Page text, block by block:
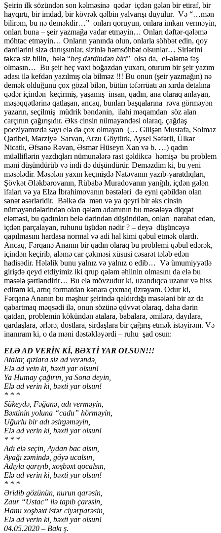
Şeirin ilk sözündən son kəlməsinə qədər içdən gələn bir etiraf, bir
hayqırtı, bir imdad, bir kövrək qəlbin yalvarışı duyulur. Və “…mən
bilirəm, bu nə deməkdir…” onları qoruyun, onlara imkan verməyin,
onları buna – şeir yazmağa vadar etməyin… Onları dəftər-qələmə
möhtac etməyin… Onların yanında olun, onlarla söhbət edin, qoy
dərdlərini sizə danışsınlar, sizinlə həmsöhbət olsunlar… Sirlərini
təkcə siz bilin, hələ “beş dərdindən biri” olsa da, el-aləmə faş
olmasın… Bu şeir heç vaxt boğazdan yuxarı, oturum bir şeir yazım
ədası ilə kefdən yazılmış ola bilməz !!! Bu onun (şeir yazmağın) nə
demək olduğunu çox gözəl bilən, bütün təfərrüatı ən xırda detalına
qədər içindən keçirmiş, yaşamış insan, qadın, ana olaraq anlayan,
məşəqqətlərinə qatlaşan, ancaq, bunları başqalarına rəva görməyən
yazarın, seçilmiş müdrik bəndənin, ilahi məqamdan söz alan
carçının çağırışıdır. Əks cinsin nümayəndəsi olaraq, çağdaş
poeziyamızda sayı elə də çox olmayan (… Gülşən Mustafa, Solmaz
Qəribel, Mərziyə Sarvan, Arzu Göytürk, Aysel Səfərli, Ülkər
Nicatlı, Əfsanə Rəvan, Əsmər Hüseyn Xan və b. …) qadın
müəlliflərin yazdıqları nümunələrə rast gəldikcə həmişə bu problem
məni düşündürüb və indi də düşündürür. Deməzdim ki, bu yeni
məsələdir. Məsələn yaxın keçmişdə Natəvanın yazıb-yaratdıqları,
Şövkət Ələkbərovanın, Rübabə Muradovanın yanğılı, içdən gələn
ifaları və ya Elza İbrahimovanın bəstələri də eyni qəbildən olan
sənət əsərləridir. Bəlkə də mən və ya qeyri bir əks cinsin
nümayəndələrindən olan qələm adamının bu məsələyə diqqət
eləməsi, bu qadınları belə dərindən düşündüən, onları narahat edən,
içdən parçalayan, ruhunu üşüdən nədir ? – deyə düşüncəyə
qapılmasını hardasa normal və adi hal kimi qəbul etmək olardı.
Ancaq, Fərqanə Ananın bir qadın olaraq bu problemi qəbul edərək,
içindən keçirib, aləmə car çəkməsi xüsusi cəsarət tələb edən
hadisədir. Hələlik bunu yalnız və yalnız o edib… Və ümumiyyətlə
girişdə qeyd etdiyimiz iki qrup qələm əhlinin olmasını da elə bu
məsələ şərtləndirir… Bu elə mövzudur ki, uzandıqca uzanır və hiss
edirəm ki, artıq formatdan kənara çıxmaq üzrəyəm. Odur ki,
Fərqanə Ananın bu məşhur şeirində qaldırdığı məsələni bir az da
qabartmaq məqsədi ilə, onun sözünə qüvvət olaraq, daha dərin
qatdan, problemin kökündən atalara, babalara, əmilərə, dayılara,
qardaşlara, ərlərə, dostlara, sirdaşlara bir çağırış etmək istəyirəm. Və
inanıram ki, o da məni dəstəkləyərdi – ruhu şad osun:
ELƏ AD VERİN Kİ, BƏXTİ YAR OLSUN!!!
Atalar, qızlara siz ad verəndə,
Elə ad vein ki, bəxti yar olsun!
Ya Humay çağırın, ya Sona deyin,
Elə ad verin ki, bəxti yar olsun!
* * *
Sükeydə, Fəğanə, adı verməyin,
Bəxtinin yoluna “cadu” hörməyin,
Uğurlu bir adı əsirgəməyin,
Elə ad verin ki, bəxti yar olsun!
* * *
Adı elə seçin, Aydan bac alsın,
Ayağı zəmində, göyə ucalsın,
Adıyla qarıyıb, xoşbəxt qocalsın,
Elə ad verin ki, bəxti yar olsun!
* * *
Əridib gözünün, nurun qarəsin,
Zaur “Ustac” ilə tapıb çarəsin,
Hamı xoşbəxt istər ciyərparəsin,
Elə ad verin ki, bəxti yar olsun!
04.05.2020 – Bakı ş.